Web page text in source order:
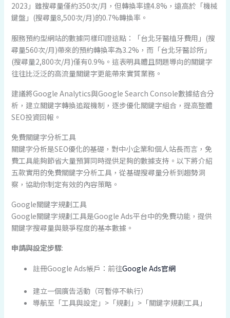
2023」雖搜尋量僅約350次/月，但轉換率達4.8%，遠高於「機械
鍵盤」(搜尋量8,500次/月)的0.7%轉換率。
服務預約型網站的數據同樣印證這點：「台北牙醫植牙費用」(搜
尋量560次/月)帶來的預約轉換率為3.2%，而「台北牙醫診所」
(搜尋量2,800次/月)僅有0.9%。這表明具體且問題導向的關鍵字
往往比泛泛的高流量關鍵字更能帶來實質業務。
建議將Google Analytics與Google Search Console數據結合分
析，建立關鍵字轉換追蹤機制，逐步優化關鍵字組合，提高整體
SEO投資回報。
免費關鍵字分析工具
關鍵字分析是SEO優化的基礎，對中小企業和個人站長而言，免
費工具能夠節省大量預算同時提供足夠的數據支持。以下將介紹
五款實用的免費關鍵字分析工具，從基礎搜尋量分析到趨勢洞
察，協助你制定有效的內容策略。
Google關鍵字規劃工具
Google關鍵字規劃工具是Google Ads平台中的免費功能，提供
關鍵字搜尋量與競爭程度的基本數據。
申請與設定步驟:
註冊Google Ads帳戶：前往Google Ads官網
建立一個廣告活動（可暫停不執行）
導航至「工具與設定」>「規劃」>「關鍵字規劃工具」